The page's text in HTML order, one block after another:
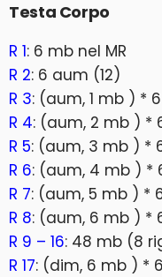
Testa Corpo
R 1: 6 mb nel MR
R 2: 6 aum (12)
R 3: (aum, 1 mb ) *
R 4: (aum, 2 mb ) *
R 5: (aum, 3 mb ) *
R 6: (aum, 4 mb ) *
R 7: (aum, 5 mb ) *
R 8: (aum, 6 mb ) *
R 9 – 16: 48 mb (8
R 17: (dim, 6 mb ) *